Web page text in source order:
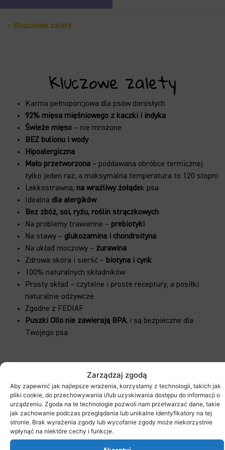
Zarządzaj zgodą
Aby zapewnić jak najlepsze wrażenia, korzystamy z technologii, takich jak
pliki cookie, do przechowywania i/lub uzyskiwania dostępu do informacji o
urządzeniu. Zgoda na te technologie pozwoli nam przetwarzać dane, takie
jak zachowanie podczas przeglądania lub unikalne identyfikatory na tej
stronie. Brak wyrażenia zgody lub wycofanie zgody może niekorzystnie
wpłynąć na niektóre cechy i funkcje.
Kluczowe zalety
Kluczowe zalety
Karma pełnoporcjowa dla psów dorosłych
92% mięsa mięśniowego z kaczki i indyka
Świeże mięso – nie mrożone
BEZ bulionu i wody
Hipoalergiczna
Mało przetworzona – poddawana obróbce termicznej
tylko jeden raz, a maksymalna temperatura to 120 stopni
Lekkostrawna, na wrażliwy żołądek psa
Idealna dla alergików
Bez zbóż, soi, ryżu, roślin strączkowych
Na problemy trawienne – prebiotyki
Na stawy – glukozamina i chondroityna
Na układ moczowy – żurawina
Zdrowa skóra i sierść – biotyna i cynk
100% naturalnych składników
Prosty skład – czytelne i proste receptury, a posiłki
naturalnie odżywcze
Zgodne z FEDIAF
Puszki Ollo nie zawierają BPA, i są bezpieczne dla
Twojego psa